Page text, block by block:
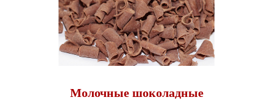
Молочные шоколадные